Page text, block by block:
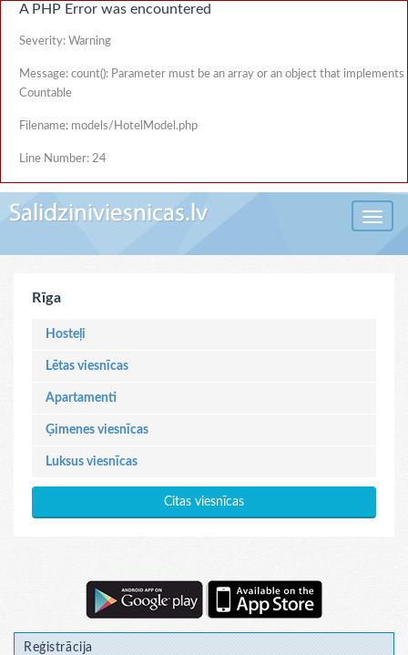
A PHP Error was encountered
Severity: Warning
Message: count(): Parameter must be an array or an object that implements
Countable
Filename: models/HotelModel.php
Line Number: 24
Toggle
Rīga
Hosteļi
Lētas viesnīcas
Apartamenti
Ģimenes viesnīcas
Luksus viesnīcas
Citas viesnīcas
Reģistrācija